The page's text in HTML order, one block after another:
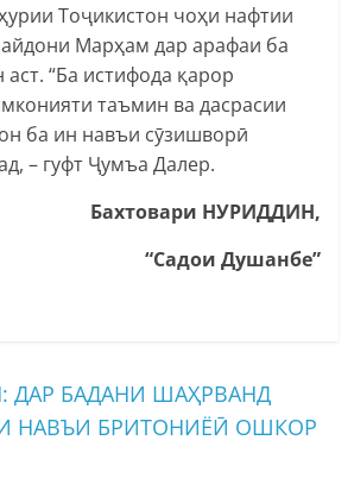
Тоҷикистон чоҳи нафтии
Марҳам дар арафаи ба
“Ба истифода қарор
таъмин ва дасрасии
ба ин навъи сӯзишворӣ
– гуфт Ҷумъа Далер.
Бахтовари НУРИДДИН,
“Садои Душанбе”
ДАР БАДАНИ ШАҲРВАНД
НАВЪИ БРИТОНИЁӢ ОШКОР